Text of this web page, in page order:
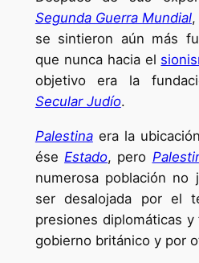
Segunda Guerra Mundial,
se sintieron aún más
que nunca hacia el
objetivo era la
Secular Judío.
Palestinaera la
ése Estado, pero
numerosa población no
ser desalojada por el
presiones diplomáticas
gobierno británico y por